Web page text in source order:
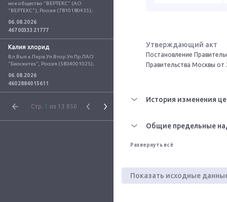
ное общество "ВЕРТЕКС" (АО
"ВЕРТЕКС"), Россия (7810180435);
06.08.2026
4670033321777
Калия хлорид
Вл.Вып.к.Перв.Уп.Втор.Уп.Пр.ПАО
"Биосинтез", Россия (5834001025);
06.08.2026
4602884015611
Стр. 1 из 13 850
Утверждающий акт
Постановление
Правительства Москвы
История изменения
Общие предельные
Развернуть всё
Показать исходные